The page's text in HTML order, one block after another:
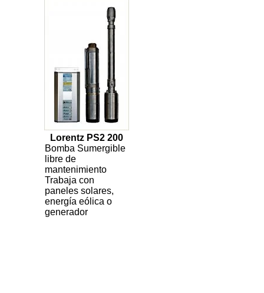
Lorentz PS2 200
Bomba Sumergible
libre de
mantenimiento
Trabaja con
paneles solares,
energía eólica o
generador